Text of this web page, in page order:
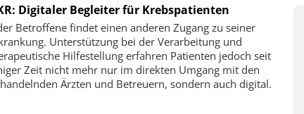
Digitaler Begleiter für Krebspatienten
Betroffene findet einen anderen Zugang zu seiner
Unterstützung bei der Verarbeitung und
Hilfestellung erfahren Patienten jedoch seit
Zeit nicht mehr nur im direkten Umgang mit den
Ärzten und Betreuern, sondern auch digital.